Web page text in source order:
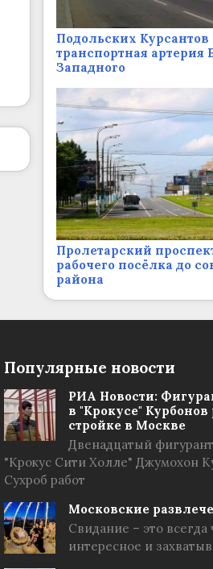
Подольских Курсантов
транспортная
Западного
Пролетарский
рабочего посёлка до
района
Популярные новости
РИА Новости:
в "Крокусе" Курбонов
стройке в Москве
Двенадцатый
"Крокус Сити Холле" Джумохон
Сухроб работ
Московские
Свидание – это
интересное и